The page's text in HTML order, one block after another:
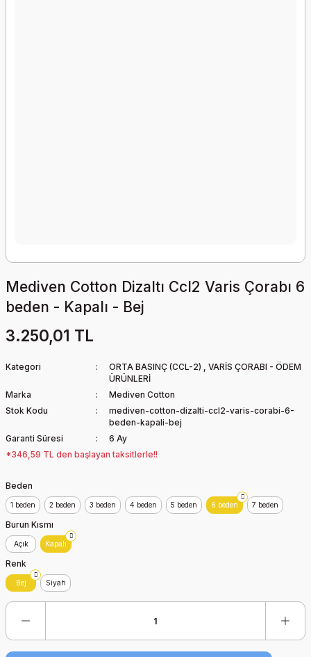
Mediven Cotton Dizaltı Ccl2 Varis Çorabı 6
beden - Kapalı - Bej
3.250,01 TL
Kategori ORTA BASINÇ (CCL-2) , VARİS ÇORABI - ÖDEM
ÜRÜNLERİ
Marka
Mediven Cotton
Stok Kodu
mediven-cotton-dizalti-ccl2-varis-corabi-6-
beden-kapali-bej
Garanti Süresi
6 Ay
*346,59 TL den başlayan taksitlerle!!
Beden
1 beden 2 beden 3 beden 4 beden 5 beden 6 beden 7 beden
Burun Kısmı
Açık Kapalı
Renk
Bej Siyah